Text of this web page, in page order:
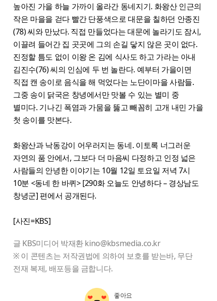
높아진 가을 하늘 가까이 올라간 동네지기. 화왕산 인근의
작은 마을을 걷다 빨간 단풍색으로 대문을 칠하던 안종진
(78) 씨와 만났다. 직접 만들었다는 대문에 놀라기도 잠시,
이끌려 들어간 집 곳곳에 그의 손길 닿지 않은 곳이 없다.
진정할 틈도 없이 이왕 온 김에 식사도 하고 가라는 아내
김진수(76) 씨의 인심에 두 번 놀란다. 예부터 가을이면
직접 캔 송이로 음식을 해 먹었다는 노단이마을 사람들.
그중 송이 닭국은 창녕에서만 맛볼 수 있는 별미 중
별미다. 기나긴 폭염과 가뭄을 뚫고 빼꼼히 고개 내민 가을
첫 송이를 맛본다.
화왕산과 낙동강이 어우러지는 동네. 이토록 너그러운
자연의 품 안에서, 그보다 더 마음씨 다정하고 인정 넓은
사람들의 안녕한 이야기는 10월 12일 토요일 저녁 7시
10분 <동네 한 바퀴> [290화 오늘도 안녕하다 – 경상남도
창녕군] 편에서 공개된다.
[사진=KBS]
글 KBS미디어 박재환 kino@kbsmedia.co.kr
※ 이 콘텐츠는 저작권법에 의하여 보호를 받는바, 무단
전재 복제, 배포등을 금합니다.
좋아요